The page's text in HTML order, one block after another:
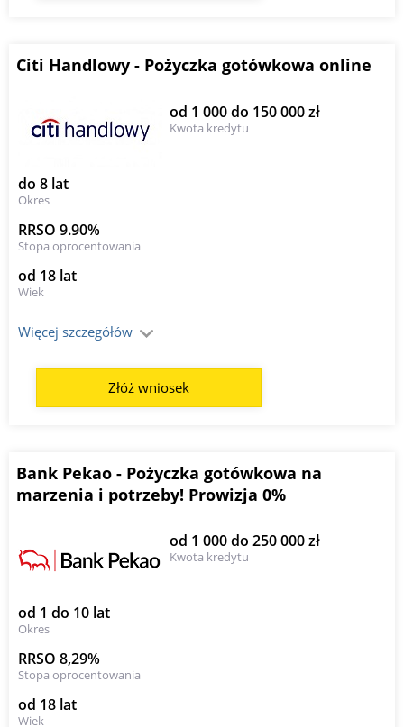
Citi Handlowy - Pożyczka gotówkowa online
od 1 000 do 150 000 zł
Kwota kredytu
do 8 lat
Okres
RRSO 9.90%
Stopa oprocentowania
od 18 lat
Wiek
Więcej szczegółów
Złóż wniosek
Bank Pekao - Pożyczka gotówkowa na
marzenia i potrzeby! Prowizja 0%
od 1 000 do 250 000 zł
Kwota kredytu
od 1 do 10 lat
Okres
RRSO 8,29%
Stopa oprocentowania
od 18 lat
Wiek